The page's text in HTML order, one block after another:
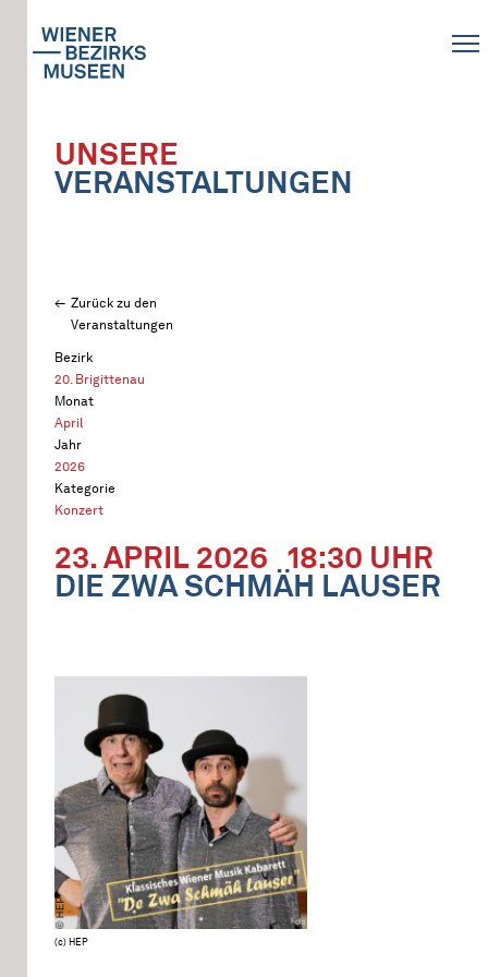
UNSERE
VERANSTALTUNGEN
Zurück zu den
Veranstaltungen
Bezirk
20. Brigittenau
Monat
April
Jahr
2026
Kategorie
Konzert
23. APRIL 2026 18:30 UHR
DIE ZWA SCHMÄH LAUSER
(c) HEP